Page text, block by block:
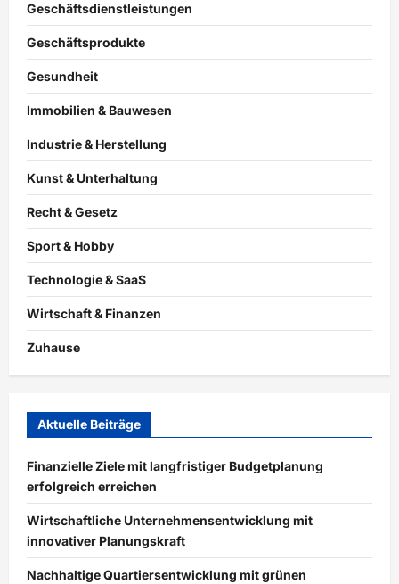
Geschäftsdienstleistungen
Geschäftsprodukte
Gesundheit
Immobilien & Bauwesen
Industrie & Herstellung
Kunst & Unterhaltung
Recht & Gesetz
Sport & Hobby
Technologie & SaaS
Wirtschaft & Finanzen
Zuhause
Aktuelle Beiträge
Finanzielle Ziele mit langfristiger Budgetplanung
erfolgreich erreichen
Wirtschaftliche Unternehmensentwicklung mit
innovativer Planungskraft
Nachhaltige Quartiersentwicklung mit grünen